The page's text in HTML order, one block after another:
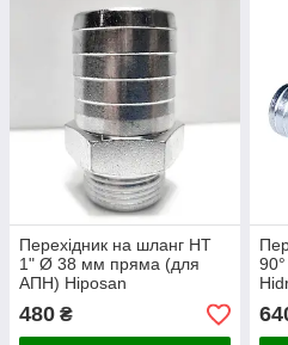
Перехідник на шланг НТ
1" Ø 38 мм пряма (для
АПН) Hiposan
480 ₴